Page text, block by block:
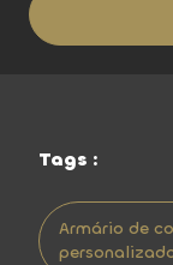
Tags :
Armário de